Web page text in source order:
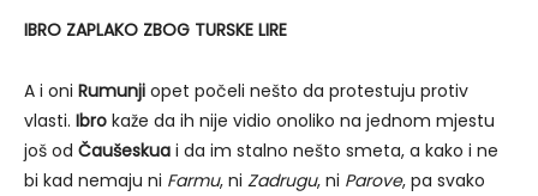
IBRO ZAPLAKO ZBOG TURSKE LIRE
A i oni Rumunji opet počeli nešto da protestuju protiv
vlasti. Ibro kaže da ih nije vidio onoliko na jednom mjestu
još od Čaušeskua i da im stalno nešto smeta, a kako i ne
bi kad nemaju ni Farmu, ni Zadrugu, ni Parove, pa svako